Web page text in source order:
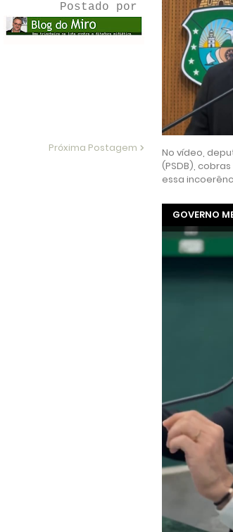
Postado por
Próxima Postagem
No vídeo,
(PSDB),
essa
GOVERNO